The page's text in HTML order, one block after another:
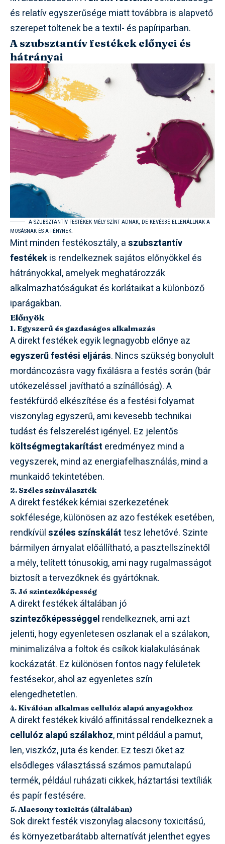
és relatív egyszerűsége miatt továbbra is alapvető
szerepet töltenek be a textil- és papíriparban.
A szubsztantív festékek előnyei és
hátrányai
A SZUBSZTANTÍV FESTÉKEK MÉLY SZÍNT ADNAK, DE KEVÉSBÉ ELLENÁLLNAK A
MOSÁSNAK ÉS A FÉNYNEK.
Mint minden festékosztály, aszubsztantív
festékekis rendelkeznek sajátos előnyökkel és
hátrányokkal, amelyek meghatározzák
alkalmazhatóságukat és korlátaikat a különböző
iparágakban.
Előnyök
1. Egyszerű és gazdaságos alkalmazás
A direkt festékek egyik legnagyobb előnye az
egyszerű festési eljárás. Nincs szükség bonyolult
mordáncozásra vagy fixálásra a festés során (bár
utókezeléssel javítható a színállóság). A
festékfürdő elkészítése és a festési folyamat
viszonylag egyszerű, ami kevesebb technikai
tudást és felszerelést igényel. Ez jelentős
költségmegtakarítást eredményez mind a
vegyszerek, mind az energiafelhasználás, mind a
munkaidő tekintetében.
2. Széles színválaszték
A direkt festékek kémiai szerkezetének
sokfélesége, különösen az azo festékek esetében,
rendkívülszéles színskáláttesz lehetővé. Szinte
bármilyen árnyalat előállítható, a pasztellszínektől
a mély, telített tónusokig, ami nagy rugalmasságot
biztosít a tervezőknek és gyártóknak.
3. Jó szintezőképesség
A direkt festékek általában jó
szintezőképességgel rendelkeznek, ami azt
jelenti, hogy egyenletesen oszlanak el a szálakon,
minimalizálva a foltok és csíkok kialakulásának
kockázatát. Ez különösen fontos nagy felületek
festésekor, ahol az egyenletes szín
elengedhetetlen.
4. Kiválóan alkalmas cellulóz alapú anyagokhoz
A direkt festékek kiváló affinitással rendelkeznek a
cellulóz alapú szálakhoz, mint például a pamut,
len, viszkóz, juta és kender. Ez teszi őket az
elsődleges választássá számos pamutalapú
termék, például ruházati cikkek, háztartási textíliák
és papír festésére.
5. Alacsony toxicitás (általában)
Sok direkt festék viszonylag alacsony toxicitású,
és környezetbarátabb alternatívát jelenthet egyes